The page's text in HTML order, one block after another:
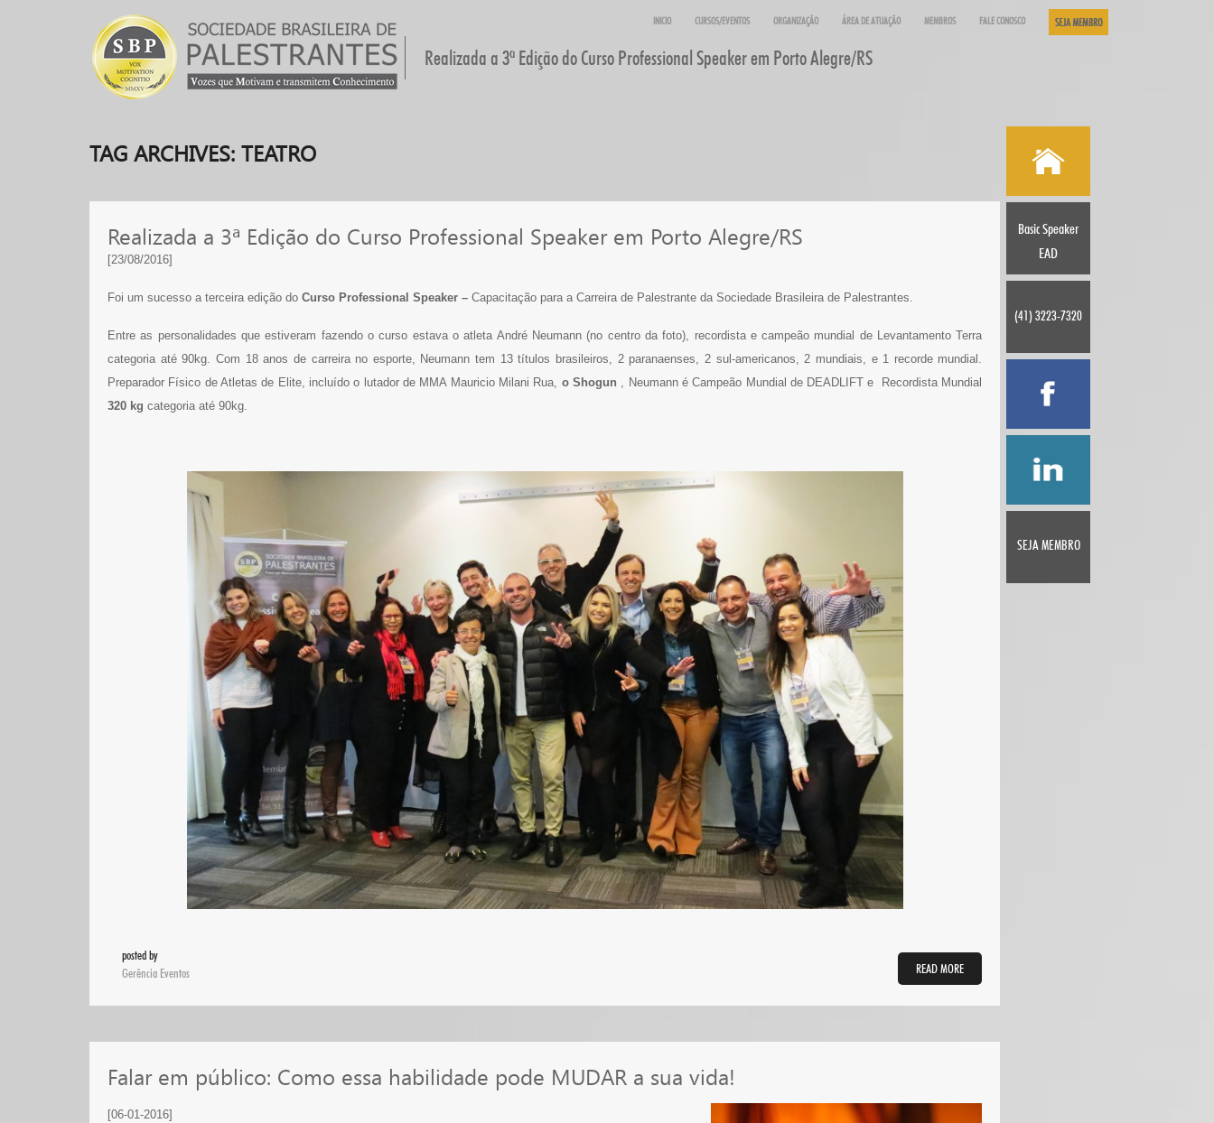
Realizada a 3ª Edição do Curso Professional Speaker em Porto Alegre/RS
INICIO CURSOS/EVENTOS ORGANIZAÇÃO ÁREA DE ATUAÇÃO MEMBROS FALE CONOSCO
TAG ARCHIVES: TEATRO
Realizada a 3ª Edição do Curso Professional Speaker em Porto Alegre/RS
[23/08/2016]
Foi um sucesso a terceira edição do Curso Professional Speaker – Capacitação para a Carreira de Palestrante da Sociedade Brasileira de Palestrantes.
Entre as personalidades que estiveram fazendo o curso estava o atleta André Neumann (no centro da foto), recordista e campeão mundial de Levantamento Terra
categoria até 90kg. Com 18 anos de carreira no esporte, Neumann tem 13 títulos brasileiros, 2 paranaenses, 2 sul-americanos, 2 mundiais, e 1 recorde mundial.
Preparador Físico de Atletas de Elite, incluído o lutador de MMA Mauricio Milani Rua, o Shogun , Neumann é Campeão Mundial de DEADLIFT e Recordista Mundial
320 kg categoria até 90kg.
posted by
Gerência Eventos
READ MORE
Falar em público: Como essa habilidade pode MUDAR a sua vida!
[06-01-2016]
Basic Speaker
EAD
(41) 3223-7320
SEJA MEMBRO